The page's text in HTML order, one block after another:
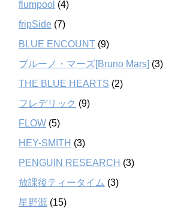
flumpool (4)
fripSide (7)
BLUE ENCOUNT (9)
ブルーノ・マーズ[Bruno Mars] (3)
THE BLUE HEARTS (2)
フレデリック (9)
FLOW (5)
HEY-SMITH (3)
PENGUIN RESEARCH (3)
放課後ティータイム (3)
星野源 (15)